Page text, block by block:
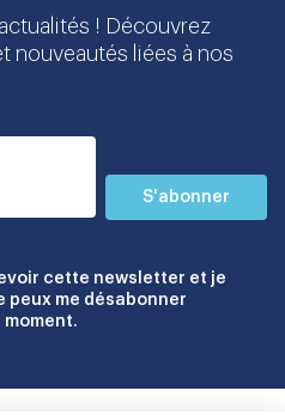
! Découvrez
nouveautés liées à nos
cette newsletter et je
peux me désabonner
S'abonner